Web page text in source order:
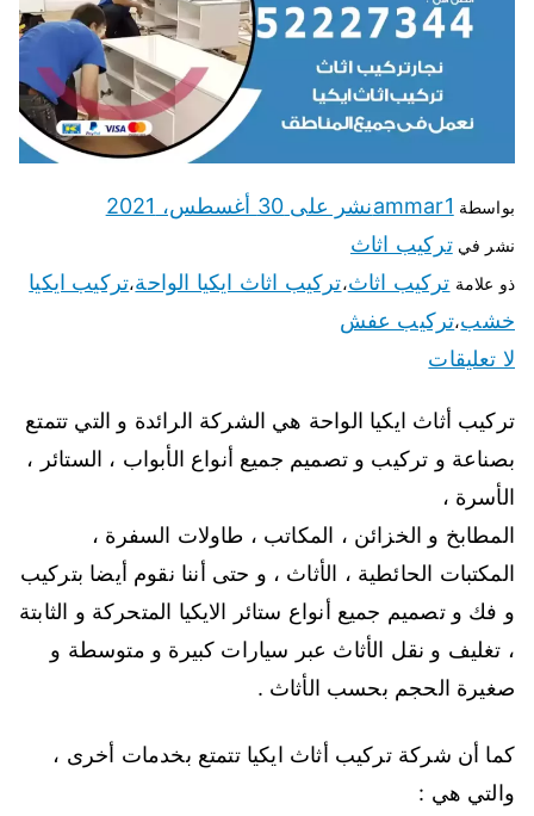
بواسطة ammar1نشر على 30 أغسطس، 2021
نشر فيتركيب اثاث
ذو علامة تركيب اثاث،تركيب اثاث ايكيا الواحة،تركيب ايكيا
خشب،تركيب عفش
لا تعليقات
تركيب أثاث ايكيا الواحة هي الشركة الرائدة و التي تتمتع
بصناعة و تركيب و تصميم جميع أنواع الأبواب ، الستائر ،
الأسرة ،
المطابخ و الخزائن ، المكاتب ، طاولات السفرة ،
المكتبات الحائطية ، الأثاث ، و حتى أننا نقوم أيضا بتركيب
و فك و تصميم جميع أنواع ستائر الايكيا المتحركة و الثابتة
، تغليف و نقل الأثاث عبر سيارات كبيرة و متوسطة و
صغيرة الحجم بحسب الأثاث .
كما أن شركة تركيب أثاث ايكيا تتمتع بخدمات أخرى ،
والتي هي :